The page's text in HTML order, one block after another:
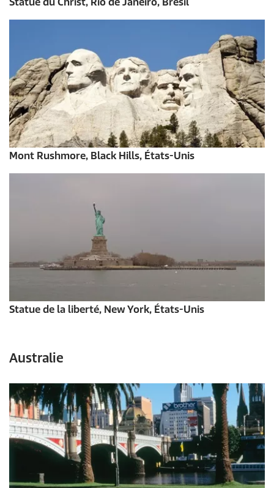
Mont Rushmore, Black Hills, États-Unis
Statue de la liberté, New York, États-Unis
Australie